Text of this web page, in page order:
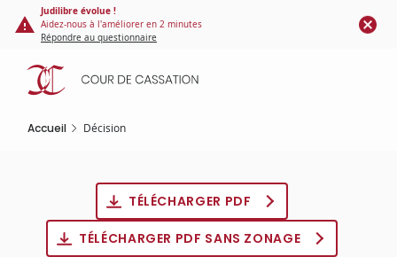
Panneau de gestion des cookies
contenu
principal
Judilibre évolue !
Aidez-nous à l'améliorer en 2 minutes
Répondre au questionnaire
Accueil Décision
TÉLÉCHARGER PDF
TÉLÉCHARGER PDF SANS ZONAGE